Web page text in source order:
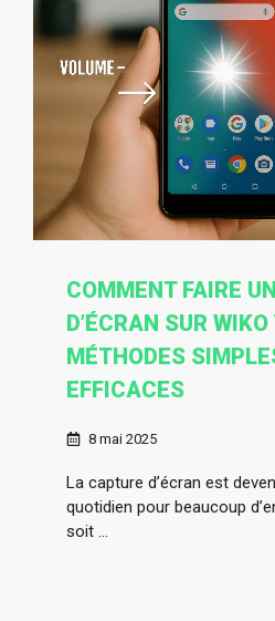
COMMENT FAIRE
D’ÉCRAN SUR
MÉTHODES
EFFICACES
8 mai 2025
La capture d’écran est
quotidien pour beaucoup
soit ...